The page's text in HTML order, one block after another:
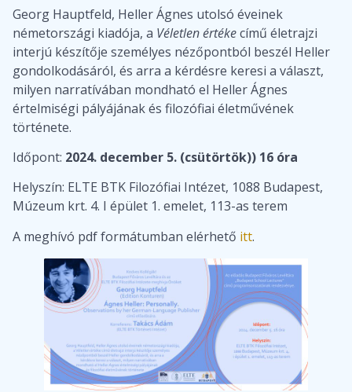
Georg Hauptfeld, Heller Ágnes utolsó éveinek
németországi kiadója, a Véletlen értékecímű életrajzi
interjú készítője személyes nézőpontból beszél Heller
gondolkodásáról, és arra a kérdésre keresi a választ,
milyen narratívában mondható el Heller Ágnes
értelmiségi pályájának és filozófiai életművének
története.
Időpont: 2024. december 5. (csütörtök)) 16 óra
Helyszín: ELTE BTK Filozófiai Intézet, 1088 Budapest,
Múzeum krt. 4. I épület 1. emelet, 113-as terem
A meghívó pdf formátumban elérhető itt.